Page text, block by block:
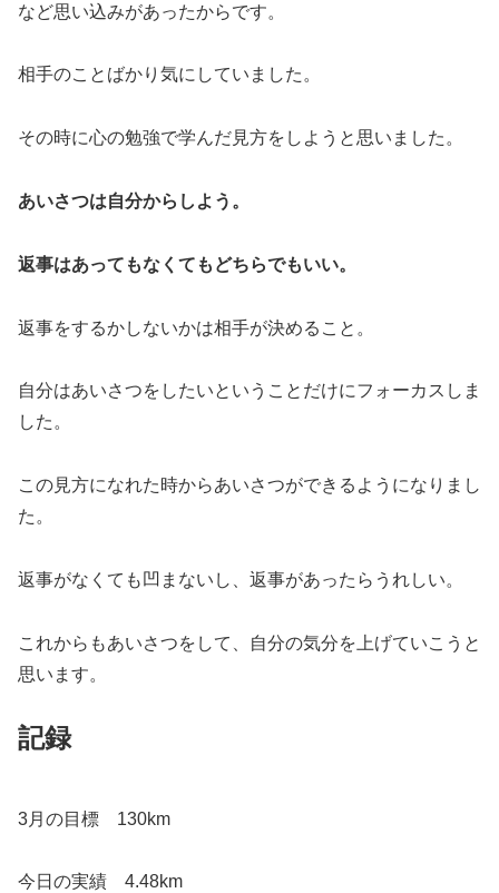
など思い込みがあったからです。
相手のことばかり気にしていました。
その時に心の勉強で学んだ見方をしようと思いました。
あいさつは自分からしよう。
返事はあってもなくてもどちらでもいい。
返事をするかしないかは相手が決めること。
自分はあいさつをしたいということだけにフォーカスしま
した。
この見方になれた時からあいさつができるようになりまし
た。
返事がなくても凹まないし、返事があったらうれしい。
これからもあいさつをして、自分の気分を上げていこうと
思います。
記録
3月の目標 130km
今日の実績 4.48km